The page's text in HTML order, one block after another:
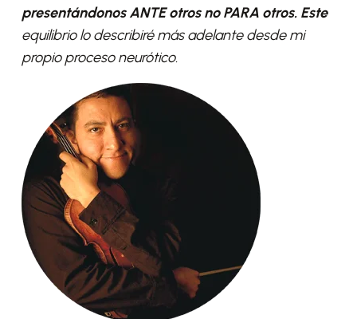
presentándonos ANTE otros no PARA otros. Este
equilibrio lo describiré más adelante desde mi
propio proceso neurótico.